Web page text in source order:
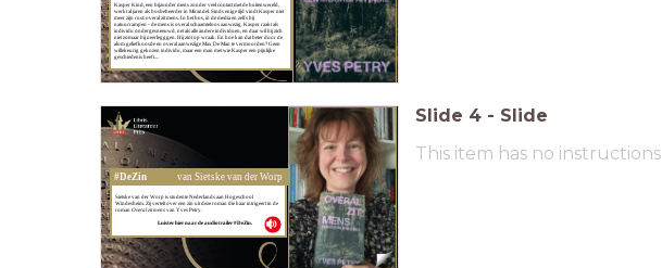
Kasper Kind, een bijzonder mens zonder veel contact met de buitenwereld,
werkt al jaren als bosbeheerder in Mirandel. Sinds enige tijd vindt Kasper niet
meer zijn rust: overal zit mens. In het bos, in de media en zelfs bij
natuurrampen - de mens is overal schaamteloos aanwezig. Kasper raakt als
individu ondergesneeuwd, net als alle andere individuen, en daar wil hij zich
niet zomaar bij neerlegggen. Hij zint op wraak. En hoe kan dat beter door de
alom geliefkoosde en overal aanwezige Max De Man te vermoorden? Geen
willekeurig gekozen individu, maar een man met wie Kasper een pijnlijke
geschiedenis heeft....
#DeZin van Sietske van der Worp
Sietske van der Worp is studente Nederlands aan Hogeschool
Windesheim. Zij vertelt over een zin uit deze roman die haar intrigeert in de
roman Overal zit mensvan Yves Petry.
Luister hier naar de audiotrailer #DeZin.
Slide 4 - Slide
This item has no instructions